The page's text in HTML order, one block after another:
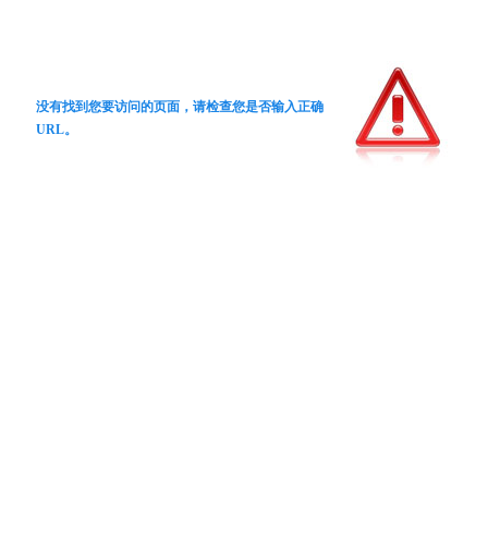
没有找到您要访问的页面，请检查您是否输入正确
URL。